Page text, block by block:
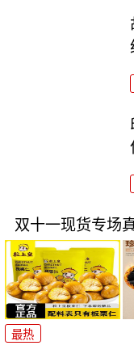
双十一现货专场
最热